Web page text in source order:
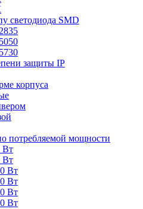
светодиода SMD
защиты IP
корпуса
потребляемой мощности
Вт
Вт
Вт
Вт
Вт
Вт